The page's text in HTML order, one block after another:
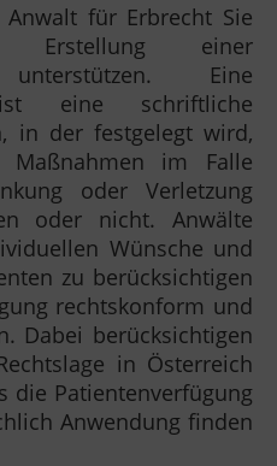
für Erbrecht Sie
einer
unterstützen. Eine
ist eine schriftliche
in der festgelegt wird,
Maßnahmen im Falle
oder Verletzung
oder nicht. Anwälte
Wünsche und
zu berücksichtigen
rechtskonform und
Dabei berücksichtigen
in Österreich
die Patientenverfügung
Anwendung finden